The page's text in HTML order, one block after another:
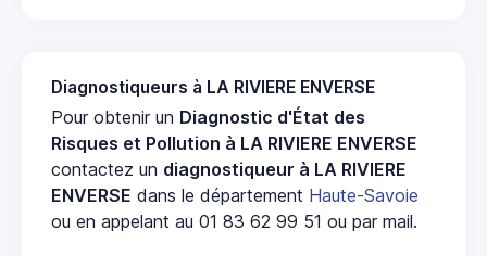
Diagnostiqueurs à LA RIVIERE ENVERSE
Pour obtenir un Diagnostic d'État des
Risques et Pollution à LA RIVIERE ENVERSE
contactez un diagnostiqueur à LA RIVIERE
ENVERSE dans le département Haute-Savoie
ou en appelant au 01 83 62 99 51 ou par mail.